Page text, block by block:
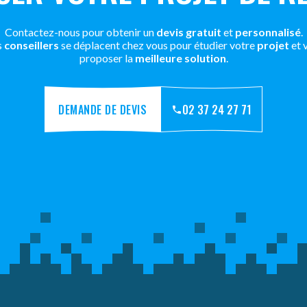
Contactez-nous pour obtenir un devis gratuit et personnalisé.
conseillers se déplacent chez vous pour étudier votre projet et
proposer la meilleure solution.
DEMANDE DE DEVIS 02 37 24 27 71